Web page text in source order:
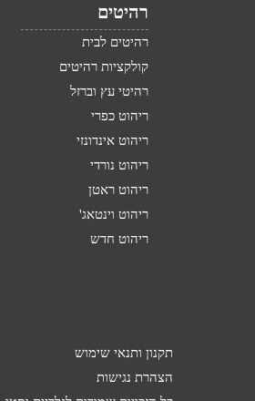
רהיטים
רהיטים לבית
קולקציות רהיטים
רהיטי עץ וברזל
ריהוט כפרי
ריהוט אינדונזי
ריהוט נורדי
ריהוט ראטן
ריהוט וינטאג'
ריהוט חדש
תקנון ותנאי שימוש
הצהרת נגישות